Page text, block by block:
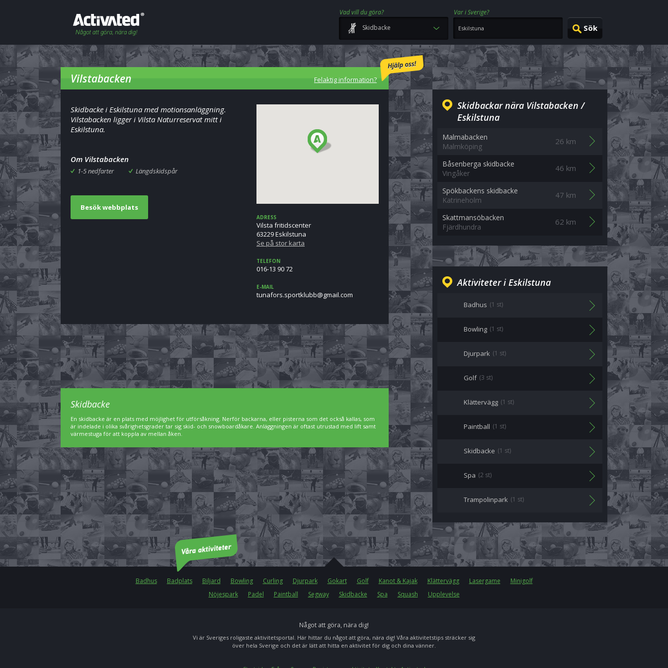
Vad vill du göra?
Var i Sverige?
Skidbacke
Vilstabacken Felaktig information?
Skidbacke i Eskilstuna med motionsanläggning.
Vilstabacken ligger i Vilsta Naturreservat mitt i
Eskilstuna.
Om Vilstabacken
1-5 nedfarter Längdskidspår
Besök webbplats
ADRESS
Vilsta fritidscenter
63229 Eskilstuna
Se på stor karta
TELEFON
016-13 90 72
E-MAIL
moc.liamg@bbulktrops.srofanut
Skidbackar nära Vilstabacken /
Eskilstuna
Malmabacken
Malmköping
26 km
Båsenberga skidbacke
Vingåker
46 km
Spökbackens skidbacke
Katrineholm
47 km
Skattmansöbacken
Fjärdhundra
62 km
Aktiviteter i Eskilstuna
Badhus (1 st)
Bowling (1 st)
Djurpark (1 st)
Golf (3 st)
Klättervägg (1 st)
Paintball (1 st)
Skidbacke (1 st)
Spa (2 st)
Trampolinpark (1 st)
Skidbacke
En skidbacke är en plats med möjlighet för utförsåkning. Nerför backarna, eller pisterna som det också kallas, som
är indelade i olika svårighetsgrader tar sig skid- och snowboardåkare. Anläggningen är oftast utrustad med lift samt
värmestuga för att koppla av mellan åken.
Badhus Badplats Biljard Bowling Curling Djurpark Gokart Golf Kanot & Kajak Klättervägg Lasergame
Minigolf
Nöjespark
Padel Paintball Segway Skidbacke Spa Squash Upplevelse
Något att göra, nära dig!
Vi är Sveriges roligaste aktivitetsportal. Här hittar du något att göra, nära dig! Våra aktivitetstips sträcker sig
över hela Sverige och det är lätt att hitta en aktivitet för dig och dina vänner.